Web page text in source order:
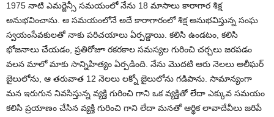
1975 నాటి ఎమర్జెన్సీ సమయంలో నేను 18 మాసాలు కారాగార శిక్ష
అనుభవించాను. ఆ సమయంలోనే అదే కారాగారంలో శిక్ష అనుభవిస్తున్న సంఘ
స్వయంసేవకులతో నాకు పరిచయాలు ఏర్పడ్డాయి. కలిసి ఉండటం, కలిసి
భోజనాలు చేయడం, ప్రతిరోజూ రకరకాల సమస్యల గురించి చర్చలు జరపడం
వలన మాలో మాకు సాన్నిహిత్యం ఏర్పడింది. నేను మొదటి ఆరు నెలలు అలీఘర్‌
జైలులోను, ఆ తరువాత 12 నెలలు లక్నో జైలులోను గడిపాను. సామాన్యంగా
మన ఇరుగున నివసిస్తున్న వ్యక్తి గురించి గాని ఒక వ్యక్తితో లేదా ఎక్కువ సమయం
కలిసి ప్రయాణం చేసిన వ్యక్తి గురించి గాని లేదా మనతో ఆర్థిక లావాదేవీలు జరిపే